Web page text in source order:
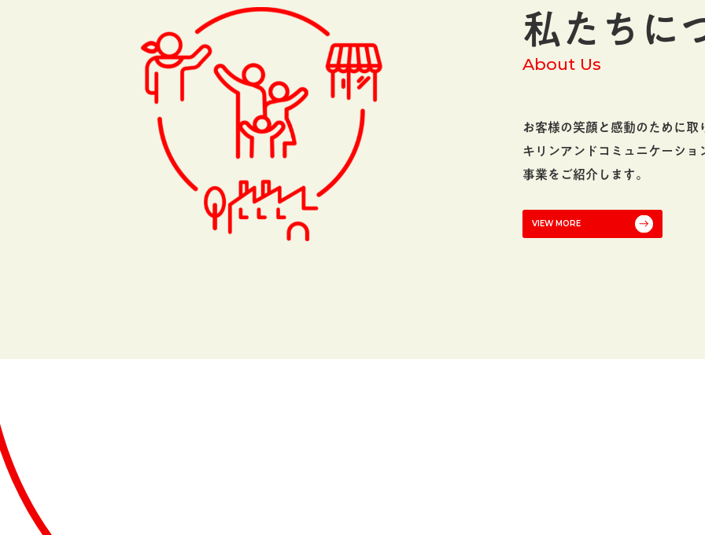
私たちに
About Us
お客様の笑顔と感動のために取
キリンアンドコミュニケーショ
事業をご紹介します。
VIEW MORE